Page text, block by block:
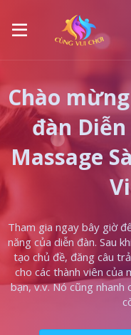
Chào
đàn
Massage
Tham gia ngay bây giờ
năng của diễn đàn. Sau
tạo chủ đề, đăng câu
cho các thành viên của
bạn, v.v. Nó cũng nhanh